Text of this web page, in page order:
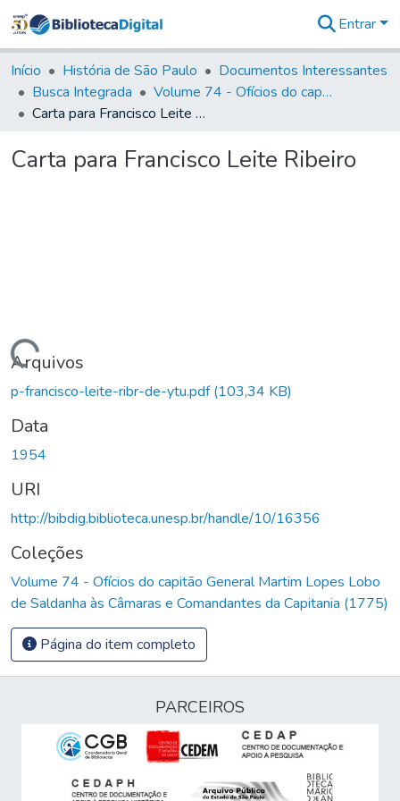
&
Coleções
Tudo na
Biblioteca
Estatísticas
Entrar
Início História de São Paulo
Documentos Interessantes
Busca Integrada
Volume 74 - Ofícios do capitão General Martim Lopes Lobo de Saldanha às Câmaras e Comandantes da Capitania (1775)
Carta para Francisco Leite Ribeiro
Carta para Francisco Leite Ribeiro
Carregando...
Arquivos
p-francisco-leite-ribr-de-ytu.pdf(103,34 KB)
Data
1954
URI
http://bibdig.biblioteca.unesp.br/handle/10/16356
Coleções
Volume 74 - Ofícios do capitão General Martim Lopes Lobo
de Saldanha às Câmaras e Comandantes da Capitania (1775)
Página do item completo
PARCEIROS